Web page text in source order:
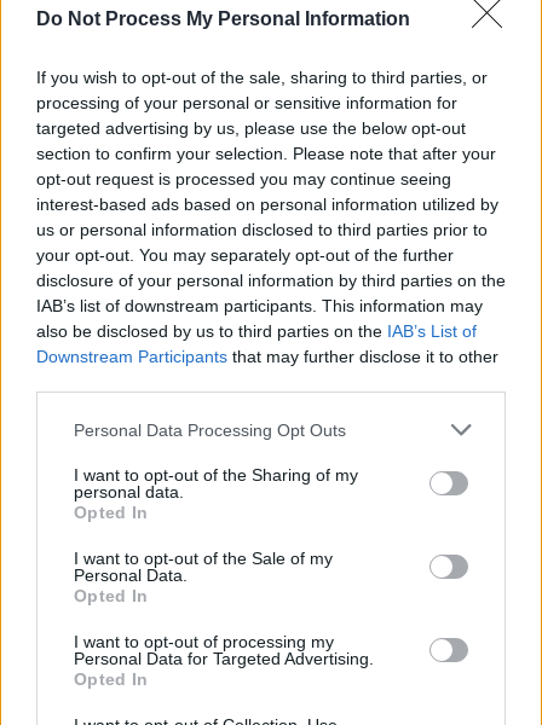
Do Not Process My Personal Information
If you wish to opt-out of the sale, sharing to third parties, or
processing of your personal or sensitive information for
targeted advertising by us, please use the below opt-out
section to confirm your selection. Please note that after your
opt-out request is processed you may continue seeing
interest-based ads based on personal information utilized by
us or personal information disclosed to third parties prior to
your opt-out. You may separately opt-out of the further
disclosure of your personal information by third parties on the
IAB’s list of downstream participants. This information may
also be disclosed by us to third parties on the IAB’s List of
Downstream Participants that may further disclose it to other
Personal Data Processing Opt Outs
I want to opt-out of the Sharing of my
personal data.
Opted In
I want to opt-out of the Sale of my
Personal Data.
Opted In
I want to opt-out of processing my
Personal Data for Targeted Advertising.
Opted In
Spania (16%, 30 Votes)
Argentina(12%, 22 Votes)
Portugalia(5%, 9 Votes)
Anglia(4%, 7 Votes)
Brazilia(3%, 5 Votes)
Maroc(3%, 5 Votes)
Egipt(2%, 3 Votes)
SUA(2%, 3 Votes)
Paraguay
Belgia(1%, 1 Votes)
Columbia (1%, 1 Votes)